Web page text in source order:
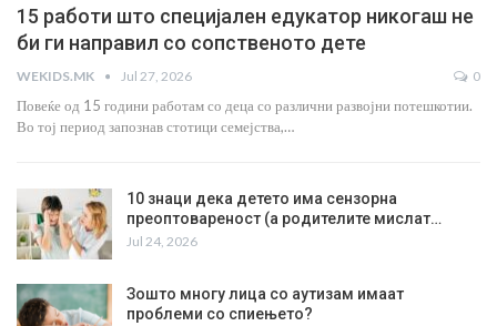
15 работи што специјален едукатор никогаш не
би ги направил со сопственото дете
WEKIDS.MK Jul 27, 2026 0
Повеќе од 15 години работам со деца со различни развојни потешкотии.
Во тој период запознав стотици семејства,…
10 знаци дека детето има сензорна
преоптовареност (а родителите мислат…
Jul 24, 2026
Зошто многу лица со аутизам имаат
проблеми со спиењето?